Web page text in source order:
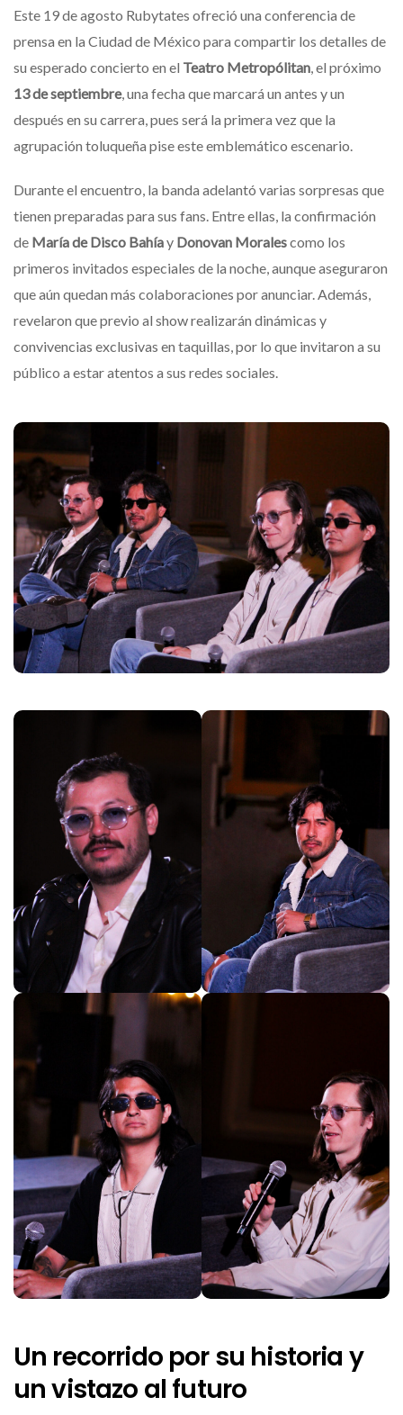
Este 19 de agosto Rubytates ofreció una conferencia de
prensa en la Ciudad de México para compartir los detalles de
su esperado concierto en el Teatro Metropólitan, el próximo
13 de septiembre, una fecha que marcará un antes y un
después en su carrera, pues será la primera vez que la
agrupación toluqueña pise este emblemático escenario.
Durante el encuentro, la banda adelantó varias sorpresas que
tienen preparadas para sus fans. Entre ellas, la confirmación
de María de Disco Bahíay Donovan Moralescomo los
primeros invitados especiales de la noche, aunque aseguraron
que aún quedan más colaboraciones por anunciar. Además,
revelaron que previo al show realizarán dinámicas y
convivencias exclusivas en taquillas, por lo que invitaron a su
público a estar atentos a sus redes sociales.
Un recorrido por su historia y
un vistazo al futuro